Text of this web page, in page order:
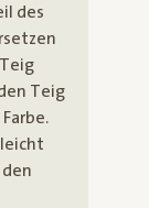
des
Teig